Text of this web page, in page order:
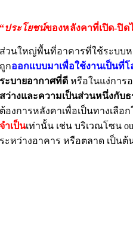
“ประโยชน์ของหลังคาที่เปิด-ปิด
ส่วนใหญ่พื้นที่อาคารที่ใช้ระบบ
ถูกออกแบบมาเพื่อใช้งานเป็นที่โ
ระบายอากาศที่ดี หรือในแง่การ
สว่างและความเป็นส่วนหนึ่งกับ
ต้องการหลังคาเพื่อเป็นทางเลือก
จำเป็นเท่านั้น เช่น บริเวณโซน
ระหว่างอาคาร หรือตลาด เป็นต้